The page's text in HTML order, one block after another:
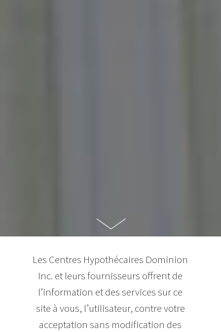
Les Centres Hypothécaires Dominion
Inc. et leurs fournisseurs offrent de
l’information et des services sur ce
site à vous, l’utilisateur, contre votre
acceptation sans modification des